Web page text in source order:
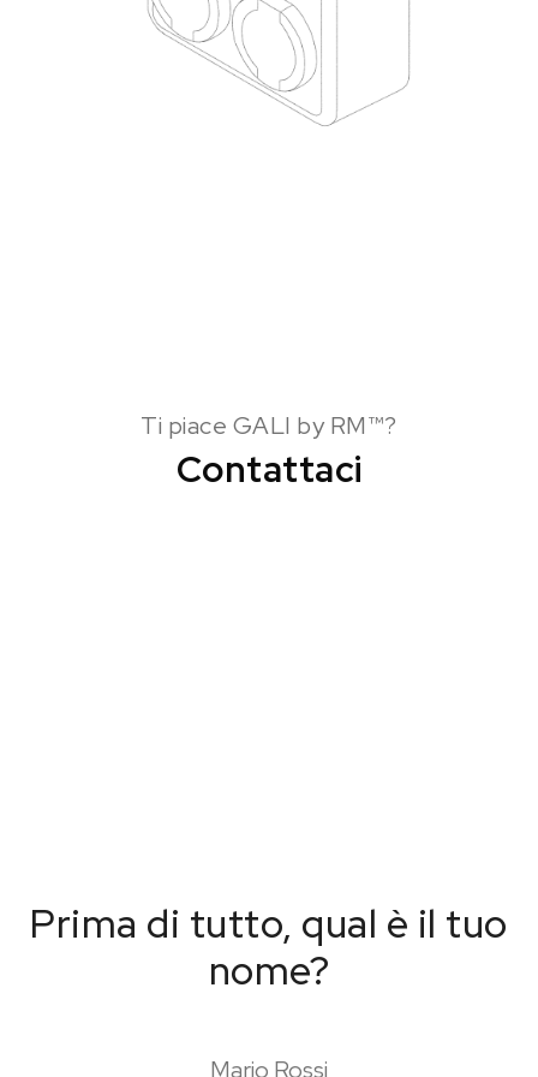
Ti piace GALI by RM™?
Contattaci
Prima di tutto, qual è il tuo
nome?